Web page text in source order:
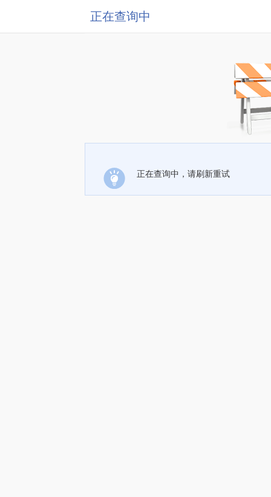
正在查询中
正在查询中，请刷新重试